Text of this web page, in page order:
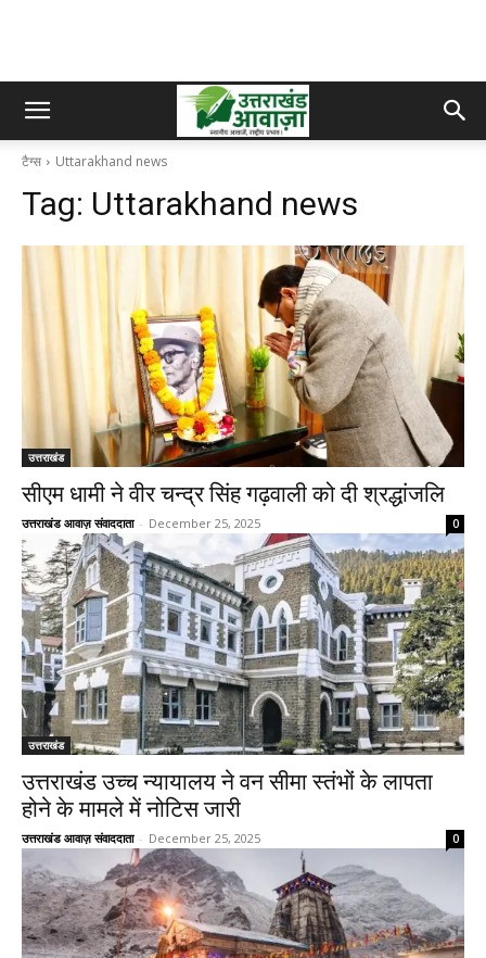
टैग्स Uttarakhand news
Tag: Uttarakhand news
उत्तराखंड
सीएम धामी ने वीर चन्द्र सिंह गढ़वाली को दी श्रद्धांजलि
उत्तराखंड आवाज़ संवाददाता - December 25, 2025 0
उत्तराखंड
उत्तराखंड उच्च न्यायालय ने वन सीमा स्तंभों के लापता
होने के मामले में नोटिस जारी
उत्तराखंड आवाज़ संवाददाता - December 25, 2025 0